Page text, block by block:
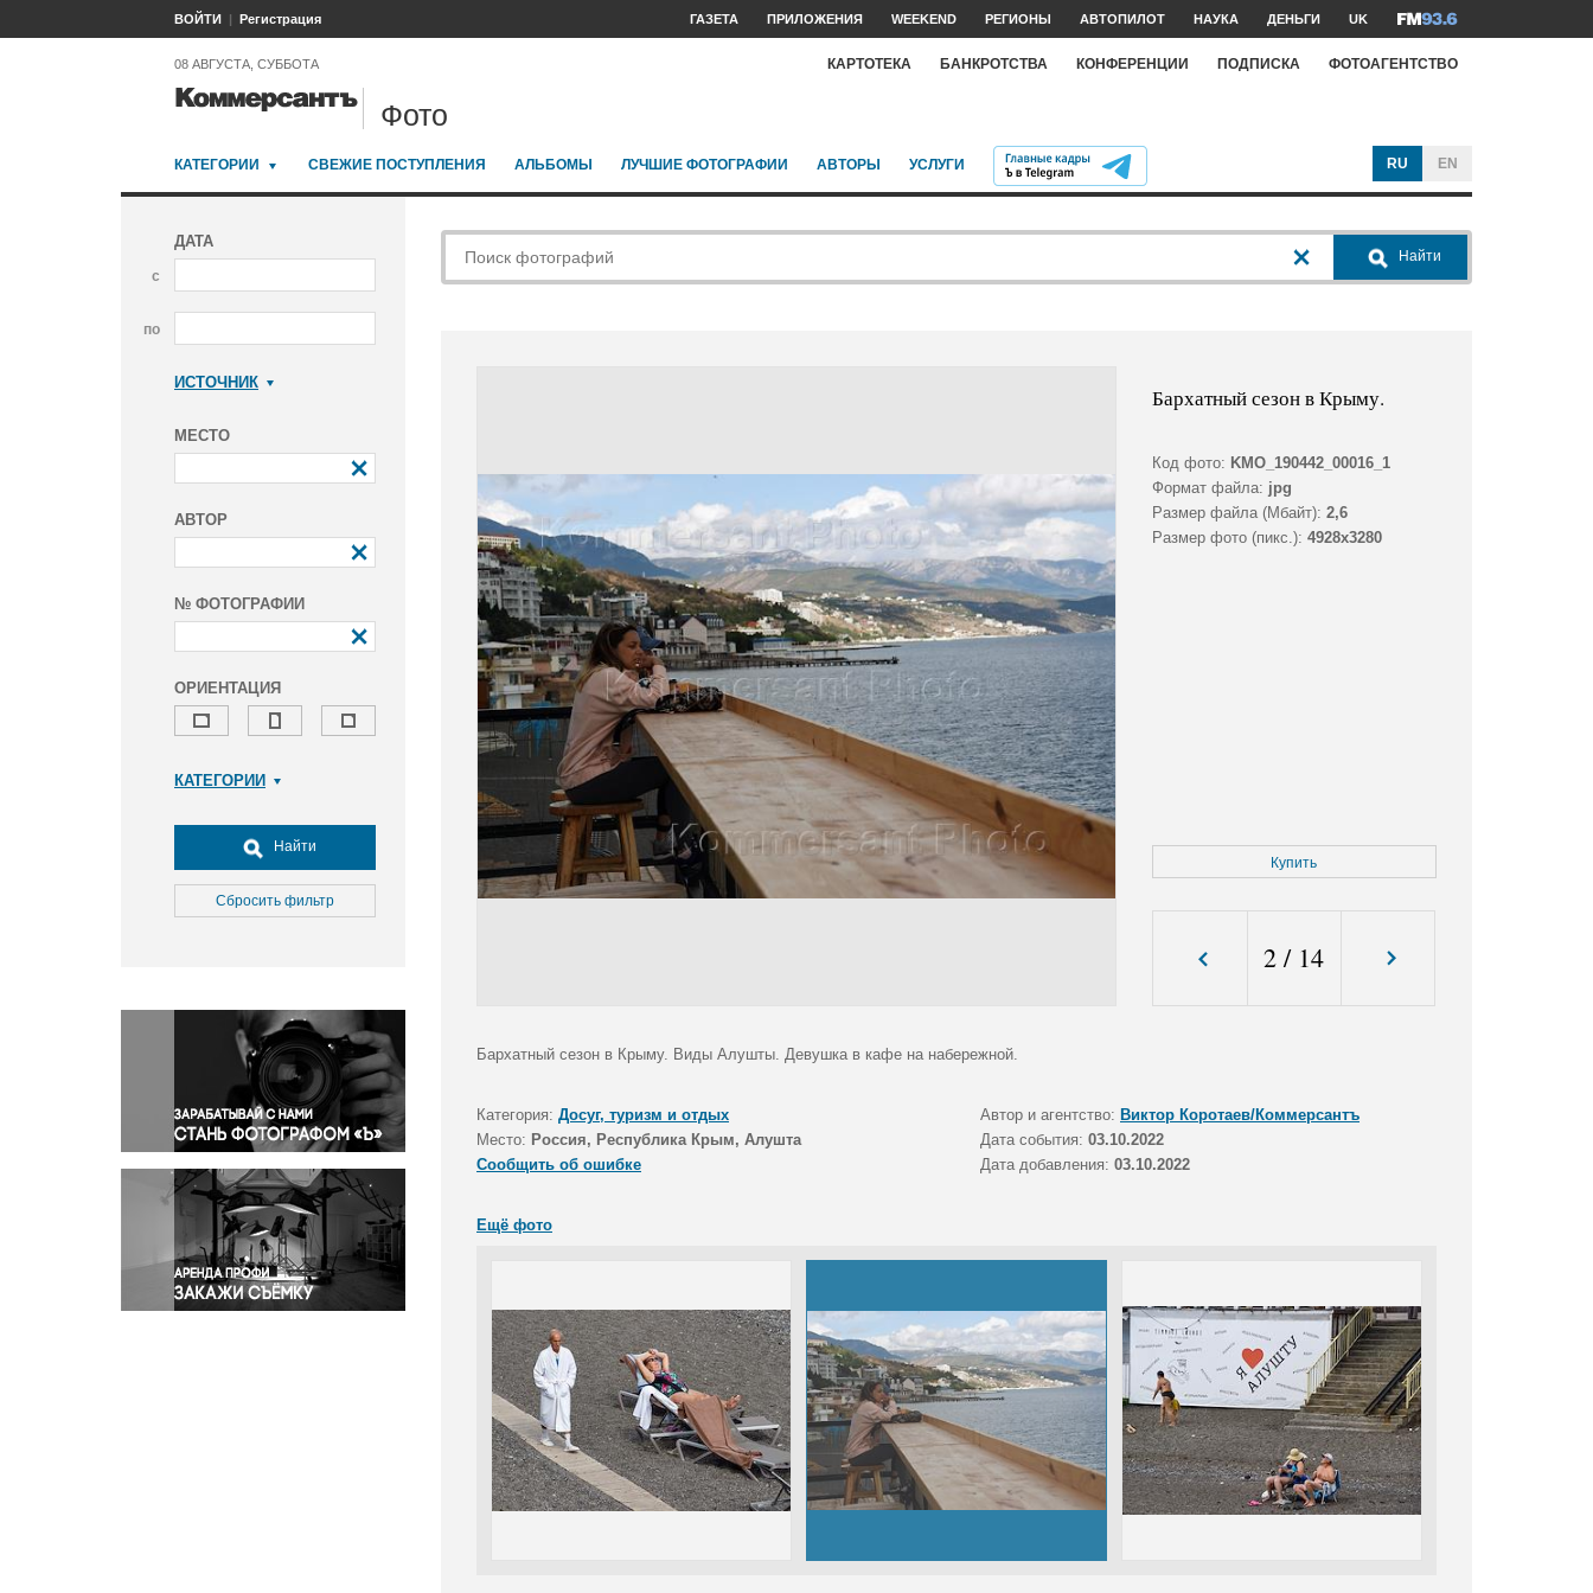
ВОЙТИ Регистрация ГАЗЕТА ПРИЛОЖЕНИЯ WEEKEND РЕГИОНЫ АВТОПИЛОТ НАУКА ДЕНЬГИ UK
08 АВГУСТА, СУББОТА КАРТОТЕКА БАНКРОТСТВА КОНФЕРЕНЦИИ ПОДПИСКА ФОТОАГЕНТСТВО
Фото
КАТЕГОРИИ СВЕЖИЕ ПОСТУПЛЕНИЯ АЛЬБОМЫ ЛУЧШИЕ ФОТОГРАФИИ АВТОРЫ УСЛУГИ RU EN
ДАТА
с
по
ИСТОЧНИК
МЕСТО
АВТОР
№ ФОТОГРАФИИ
ОРИЕНТАЦИЯ
КАТЕГОРИИ
Досуг, туризм и отдых
Культура
Медицина
Окружающая среда
Политика
Правосудие
Происшествия и конфликты
Религия
Светская жизнь
Спорт
Экология
Экономика и бизнес
Найти
Сбросить фильтр
Найти
Бархатный сезон в Крыму.
Код фото: KMO_190442_00016_1
Формат файла: jpg
Размер файла (Мбайт): 2,6
Размер фото (пикс.): 4928x3280
Купить
2 / 14
Бархатный сезон в Крыму. Виды Алушты. Девушка в кафе на набережной.
Категория: Досуг, туризм и отдых Автор и агентство: Виктор Коротаев/Коммерсантъ
Место: Россия, Республика Крым, Алушта Дата события: 03.10.2022
Сообщить об ошибке
Дата добавления: 03.10.2022
Ещё фото